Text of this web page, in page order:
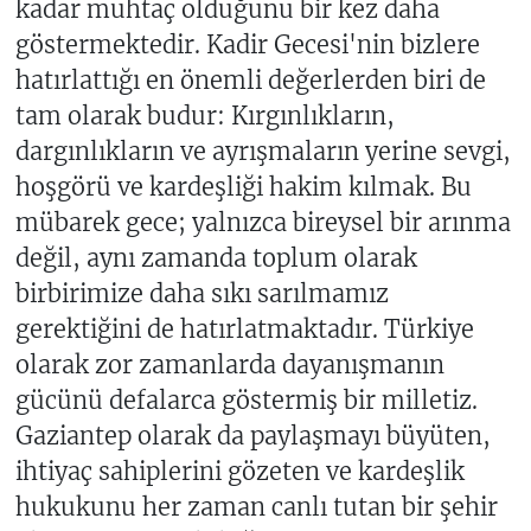
kadar muhtaç olduğunu bir kez daha
göstermektedir. Kadir Gecesi'nin bizlere
hatırlattığı en önemli değerlerden biri de
tam olarak budur: Kırgınlıkların,
dargınlıkların ve ayrışmaların yerine sevgi,
hoşgörü ve kardeşliği hakim kılmak. Bu
mübarek gece; yalnızca bireysel bir arınma
değil, aynı zamanda toplum olarak
birbirimize daha sıkı sarılmamız
gerektiğini de hatırlatmaktadır. Türkiye
olarak zor zamanlarda dayanışmanın
gücünü defalarca göstermiş bir milletiz.
Gaziantep olarak da paylaşmayı büyüten,
ihtiyaç sahiplerini gözeten ve kardeşlik
hukukunu her zaman canlı tutan bir şehir